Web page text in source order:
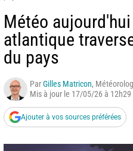
Météo
atlantique
du pays
ParGilles Matricon,
Mis à jour le 17/05/26 à 12h29
Ajouter à vos sources préférées